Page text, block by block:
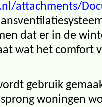
attachments/
dat er in de
wat het comfort
gebruik
woningen